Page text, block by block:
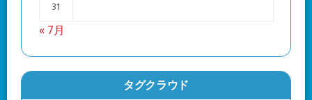
31
« 7月
タグクラウド